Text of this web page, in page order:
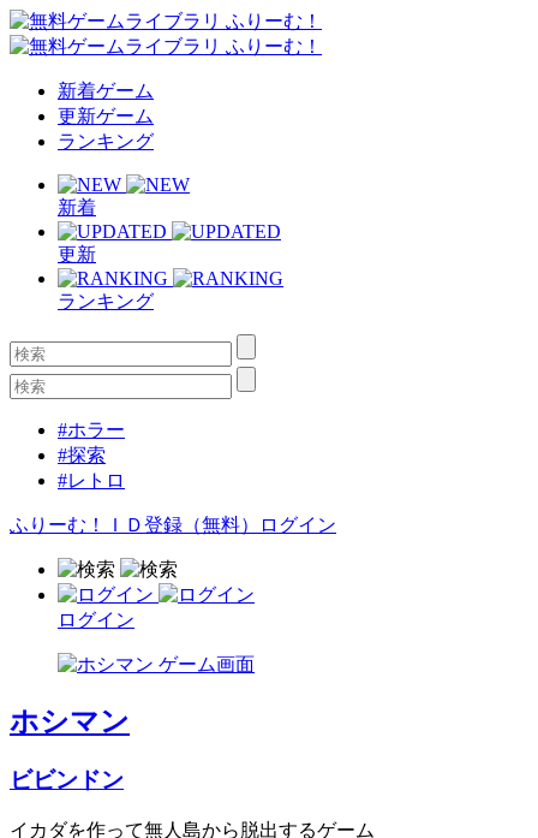
新着ゲーム
更新ゲーム
ランキング
新着
更新
ランキング
#ホラー
#探索
#レトロ
ふりーむ！ＩＤ登録（無料） ログイン
ログイン
ホシマン
ビビンドン
イカダを作って無人島から脱出するゲーム